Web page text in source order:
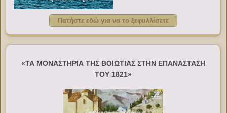
Πατήστε εδώ για να το ξεφυλλίσετε
«ΤΑ ΜΟΝΑΣΤΗΡΙΑ ΤΗΣ ΒΟΙΩΤΙΑΣ ΣΤΗΝ ΕΠΑΝΑΣΤΑΣΗ
ΤΟΥ 1821»